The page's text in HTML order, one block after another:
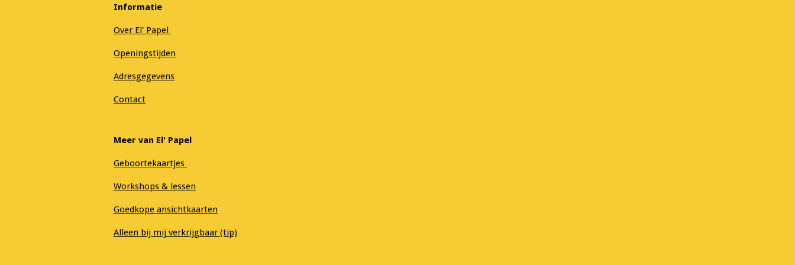
Informatie
Over El' Papel
Openingstijden
Adresgegevens
Contact
Meer van El' Papel
Geboortekaartjes
Workshops & lessen
Goedkope ansichtkaarten
Alleen bij mij verkrijgbaar (tip)